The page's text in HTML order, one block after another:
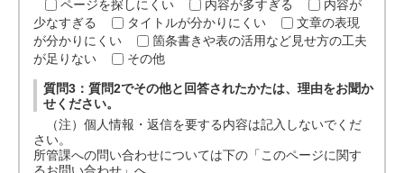
ページを探しにくい
内容が多すぎる
内容が
少なすぎる
タイトルが分かりにくい
文章の表現
が分かりにくい
箇条書きや表の活用など見せ方の工夫
が足りない
その他
質問3：質問2でその他と回答されたかたは、理由をお聞か
せください。
（注）個人情報・返信を要する内容は記入しないでくだ
さい。
所管課への問い合わせについては下の「このページに関す